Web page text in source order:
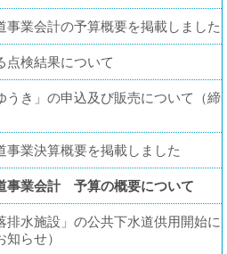
事業会計の予算概要を掲載しました
点検結果について
うき」の申込及び販売について（締
事業決算概要を掲載しました
事業会計 予算の概要について
排水施設」の公共下水道供用開始に
らせ）